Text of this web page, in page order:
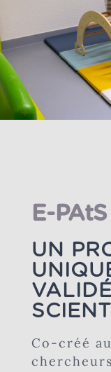
E-
UN
VALIDÉ
Co-créé